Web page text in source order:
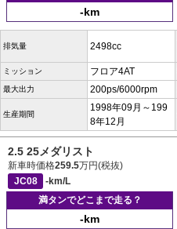
-km
排気量 2498cc
ミッション フロア4AT
最大出力 200ps/6000rpm
生産期間
1998年09月～199
8年12月
2.5 25メダリスト
新車時価格259.5万円(税抜)
JC08
-km/L
満タンでどこまで走る？
-km